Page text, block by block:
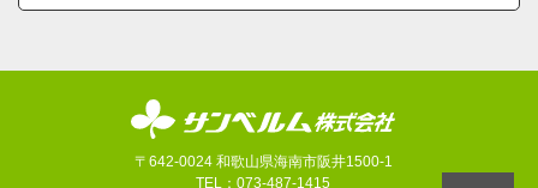
〒642-0024 和歌山県海南市阪井1500-1
TEL：073-487-1415